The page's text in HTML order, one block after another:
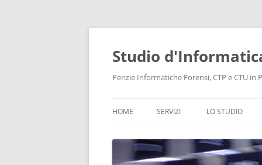
Vai
contenuto
Studio
Perizie Informatiche Forensi, CTP e CTU in
HOME SERVIZI
CONSULENZA INFORMATICA
LO STUDIO